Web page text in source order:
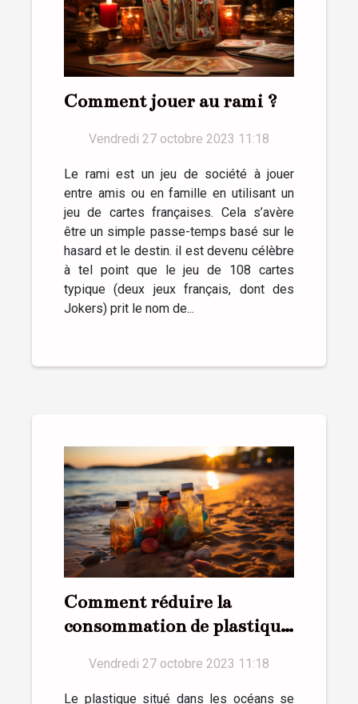
Comment jouer au rami ?
Vendredi 27 octobre 2023 11:18
Le rami est un jeu de société à jouer
entre amis ou en famille en utilisant un
jeu de cartes françaises. Cela s’avère
être un simple passe-temps basé sur le
hasard et le destin. il est devenu célèbre
à tel point que le jeu de 108 cartes
typique (deux jeux français, dont des
Jokers) prit le nom de...
Comment réduire la
consommation de plastique
Vendredi 27 octobre 2023 11:18
Le plastique situé dans les océans se